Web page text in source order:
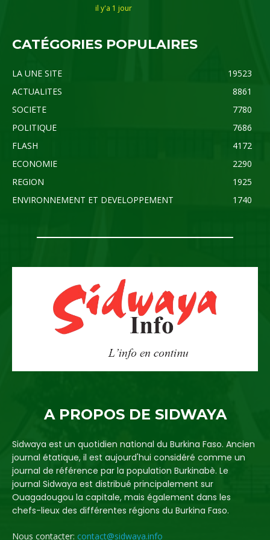
il y'a 1 jour
CATÉGORIES POPULAIRES
LA UNE SITE
19523
ACTUALITES
8861
SOCIETE
7780
POLITIQUE
7686
FLASH
4172
ECONOMIE
2290
REGION
1925
ENVIRONNEMENT ET DEVELOPPEMENT
1740
A PROPOS DE SIDWAYA
Sidwaya est un quotidien national du Burkina Faso. Ancien
journal étatique, il est aujourd'hui considéré comme un
journal de référence par la population Burkinabè. Le
journal Sidwaya est distribué principalement sur
Ouagadougou la capitale, mais également dans les
chefs-lieux des différentes régions du Burkina Faso.
Nous contacter: contact@sidwaya.info